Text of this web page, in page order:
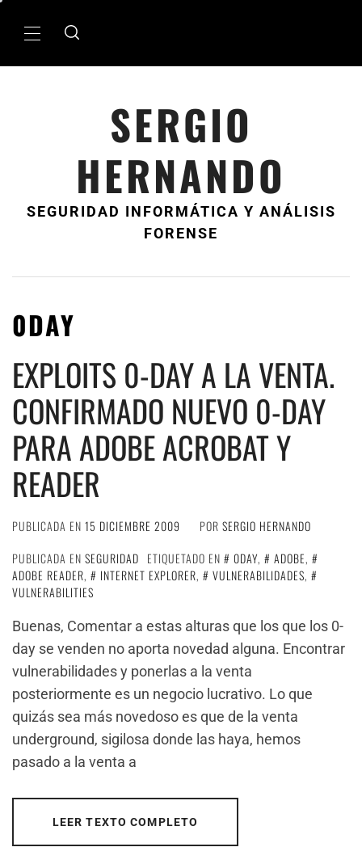
MenÃº
SERGIO
HERNANDO
SEGURIDAD INFORMÁTICA Y ANÁLISIS
FORENSE
0DAY
EXPLOITS 0-DAY A LA VENTA.
CONFIRMADO NUEVO 0-DAY
PARA ADOBE ACROBAT Y
READER
PUBLICADA EN 15 DICIEMBRE 2009 POR SERGIO HERNANDO
PUBLICADA EN SEGURIDAD ETIQUETADO EN 0DAY, ADOBE,
ADOBE READER, INTERNET EXPLORER, VULNERABILIDADES,
VULNERABILITIES
Buenas, Comentar a estas alturas que los que los 0-
day se venden no aporta novedad alguna. Encontrar
vulnerabilidades y ponerlas a la venta
posteriormente es un negocio lucrativo. Lo que
quizás sea más novedoso es que de la venta
underground, sigilosa donde las haya, hemos
pasado a la venta a
LEER TEXTO COMPLETO